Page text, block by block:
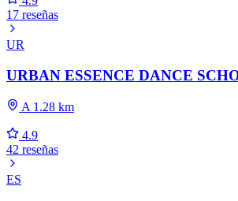
17 reseñas
UR
URBAN ESSENCE DANCE
A 1.28 km
4.9
42 reseñas
ES